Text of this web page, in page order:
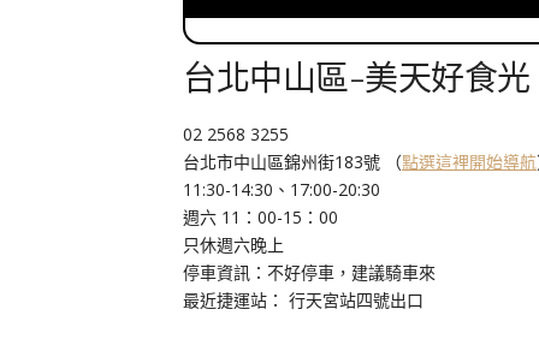
台北中山區-美天好食光
02 2568 3255
台北市中山區錦州街183號 （點選這裡開始導航
11:30-14:30、17:00-20:30
週六 11：00-15：00
只休週六晚上
停車資訊：不好停車，建議騎車來
最近捷運站： 行天宮站四號出口